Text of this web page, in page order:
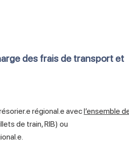
des frais de transport et
régional.e avecl’ensemble
de train, RIB) ou